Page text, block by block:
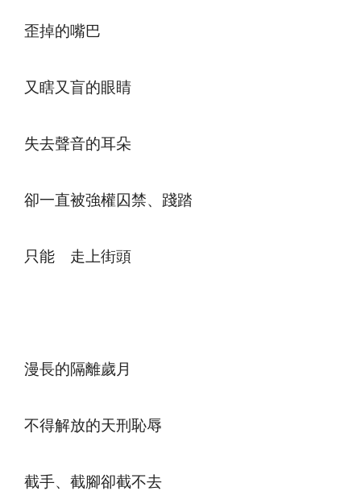
歪掉的嘴巴
又瞎又盲的眼睛
失去聲音的耳朵
卻一直被強權囚禁、踐踏
只能 走上街頭
漫長的隔離歲月
不得解放的天刑恥辱
截手、截腳卻截不去